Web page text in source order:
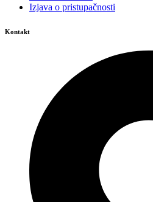
Izjava o pristupačnosti
Kontakt